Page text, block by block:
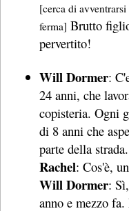
[cerca di
ferma] Brutto
pervertito!
Will Dormer:
24 anni, che
copisteria. Ogni
di 8 anni che
parte della
Rachel: Cos'è,
Will Dormer:
anno e mezzo